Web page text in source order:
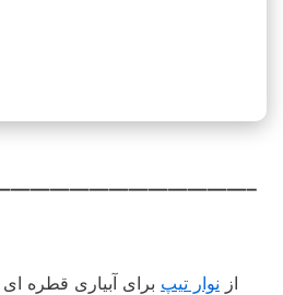
از نوار تیپ برای آبیاری قطره